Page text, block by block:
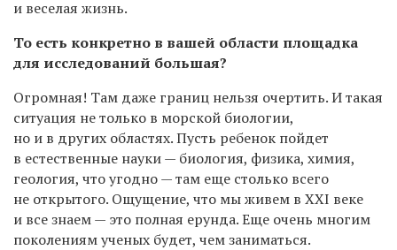
и веселая жизнь.
То есть конкретно в вашей области площадка
для исследований большая?
Огромная! Там даже границ нельзя очертить. И такая
ситуация не только в морской биологии,
но и в других областях. Пусть ребенок пойдет
в естественные науки — биология, физика, химия,
геология, что угодно — там еще столько всего
не открытого. Ощущение, что мы живем в XXI веке
и все знаем — это полная ерунда. Еще очень многим
поколениям ученых будет, чем заниматься.